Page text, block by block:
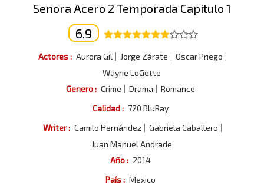
Senora Acero 2 Temporada Capitulo 1
6.9
Actores : Aurora Gil Jorge Zárate
Oscar Priego
Wayne LeGette
Genero : Crime Drama
Romance
Calidad : 720 BluRay
Writer : Camilo Hernández
Gabriela Caballero
Juan Manuel Andrade
Año : 2014
País : Mexico